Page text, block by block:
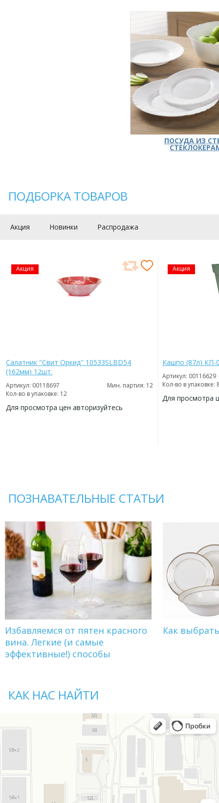
ПОСУДА ИЗ
ПОДБОРКА ТОВАРОВ
Акция Новинки Распродажа
Акция
Салатник "Свит Оркид" 10533SLBD54
(162мм) 12шт.
Артикул: 00118697
Мин. партия: 12
Кол-во в упаковке: 12
Для просмотра цен авторизуйтесь
Акция
Кашпо (87л) КП-
Артикул: 00116629
Кол-во в упаковке:
Для просмотра
ПОЗНАВАТЕЛЬНЫЕ СТАТЬИ
Избавляемся от пятен красного
вина. Легкие (и самые
эффективные!) способы
Как
КАК НАС НАЙТИ